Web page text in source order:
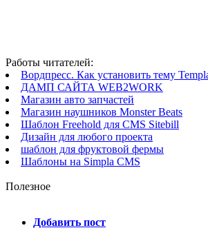
Работы читателей:
Вордпресс. Как установить тему
ДАМП САЙТА WEB2WORK
Магазин авто запчастей
Магазин наушников Monster Beats
Шаблон Freehold для CMS Sitebill
Дизайн для любого проекта
шаблон для фруктовой фермы
Шаблоны на Simpla CMS
Полезное
Добавить пост